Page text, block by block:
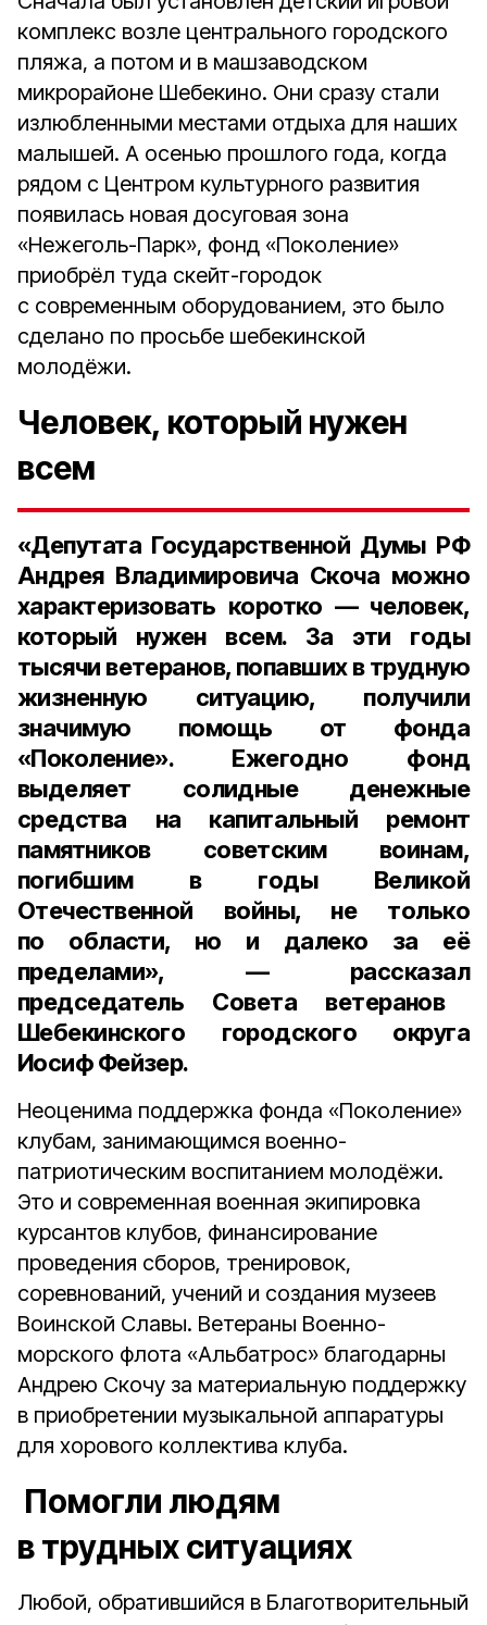
комплекс возле центрального городского
пляжа, а потом и в машзаводском
микрорайоне Шебекино. Они сразу стали
излюбленными местами отдыха для наших
малышей. А осенью прошлого года, когда
рядом с Центром культурного развития
появилась новая досуговая зона
«Нежеголь-Парк», фонд «Поколение»
приобрёл туда скейт-городок
с современным оборудованием, это было
сделано по просьбе шебекинской
молодёжи.
Человек, который нужен
всем
«Депутата Государственной Думы РФ
Андрея Владимировича Скоча можно
характеризовать коротко — человек,
который нужен всем. За эти годы
тысячи ветеранов, попавших в трудную
жизненную ситуацию, получили
значимую помощь от фонда
«Поколение». Ежегодно фонд
выделяет солидные денежные
средства на капитальный ремонт
памятников советским воинам,
погибшим в годы Великой
Отечественной войны, не только
по области, но и далеко за её
пределами», — рассказал
председатель Совета ветеранов
Шебекинского городского округа
Иосиф Фейзер.
Неоценима поддержка фонда «Поколение»
клубам, занимающимся военно-
патриотическим воспитанием молодёжи.
Это и современная военная экипировка
курсантов клубов, финансирование
проведения сборов, тренировок,
соревнований, учений и создания музеев
Воинской Славы. Ветераны Военно-
морского флота «Альбатрос» благодарны
Андрею Скочу за материальную поддержку
в приобретении музыкальной аппаратуры
для хорового коллектива клуба.
Помогли людям
в трудных ситуациях
Любой, обратившийся в Благотворительный